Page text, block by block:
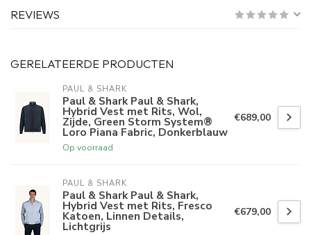
REVIEWS
GERELATEERDE PRODUCTEN
PAUL & SHARK
Paul & Shark Paul & Shark,
Hybrid Vest met Rits, Wol,
Zijde, Green Storm System®
Loro Piana Fabric, Donkerblauw
Op voorraad
€689,00
PAUL & SHARK
Paul & Shark Paul & Shark,
Hybrid Vest met Rits, Fresco
Katoen, Linnen Details,
Lichtgrijs
€679,00